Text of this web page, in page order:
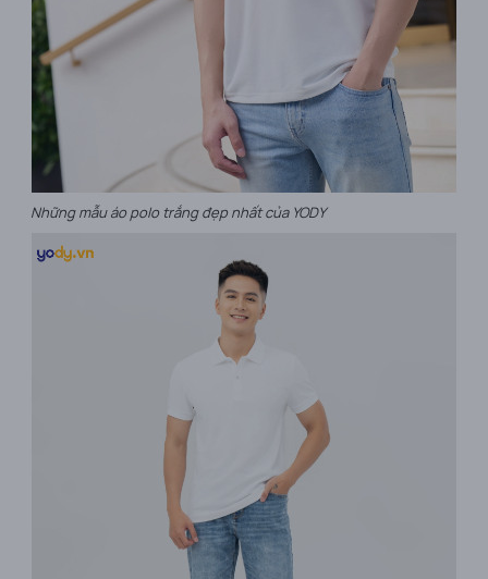
Những mẫu áo polo trắng đẹp nhất của YODY